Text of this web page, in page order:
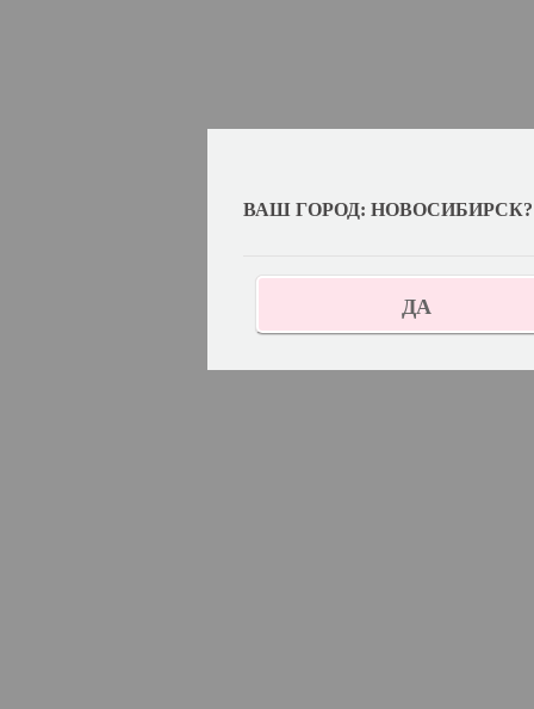
ВАШ ГОРОД: НОВОСИБИРСК?
ДА